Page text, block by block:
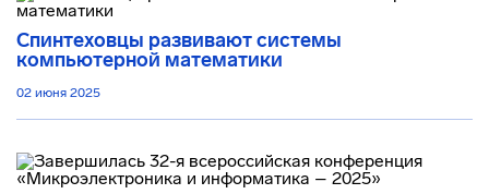
Спинтеховцы развивают системы
компьютерной математики
02 июня 2025